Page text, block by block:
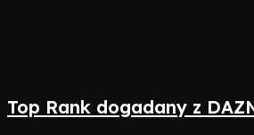
Top Rank dogadany z